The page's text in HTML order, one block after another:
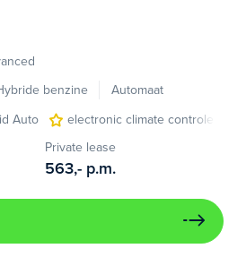
benzine
Automaat
Auto
electronic climate controle
Private lease
563,- p.m.